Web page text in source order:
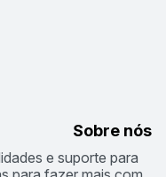
Sobre nós
e suporte para